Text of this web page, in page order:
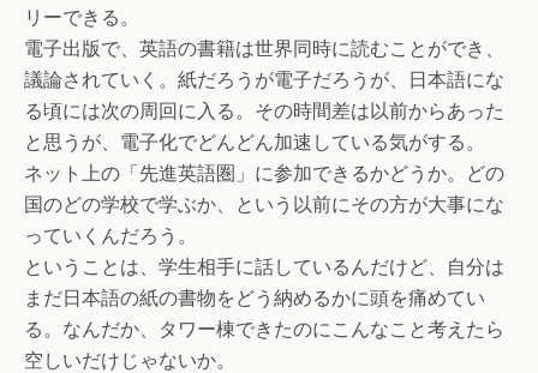
リーできる。
電子出版で、英語の書籍は世界同時に読むことができ、
議論されていく。紙だろうが電子だろうが、日本語にな
る頃には次の周回に入る。その時間差は以前からあった
と思うが、電子化でどんどん加速している気がする。
ネット上の「先進英語圏」に参加できるかどうか。どの
国のどの学校で学ぶか、という以前にその方が大事にな
っていくんだろう。
ということは、学生相手に話しているんだけど、自分は
まだ日本語の紙の書物をどう納めるかに頭を痛めてい
る。なんだか、タワー棟できたのにこんなこと考えたら
空しいだけじゃないか。